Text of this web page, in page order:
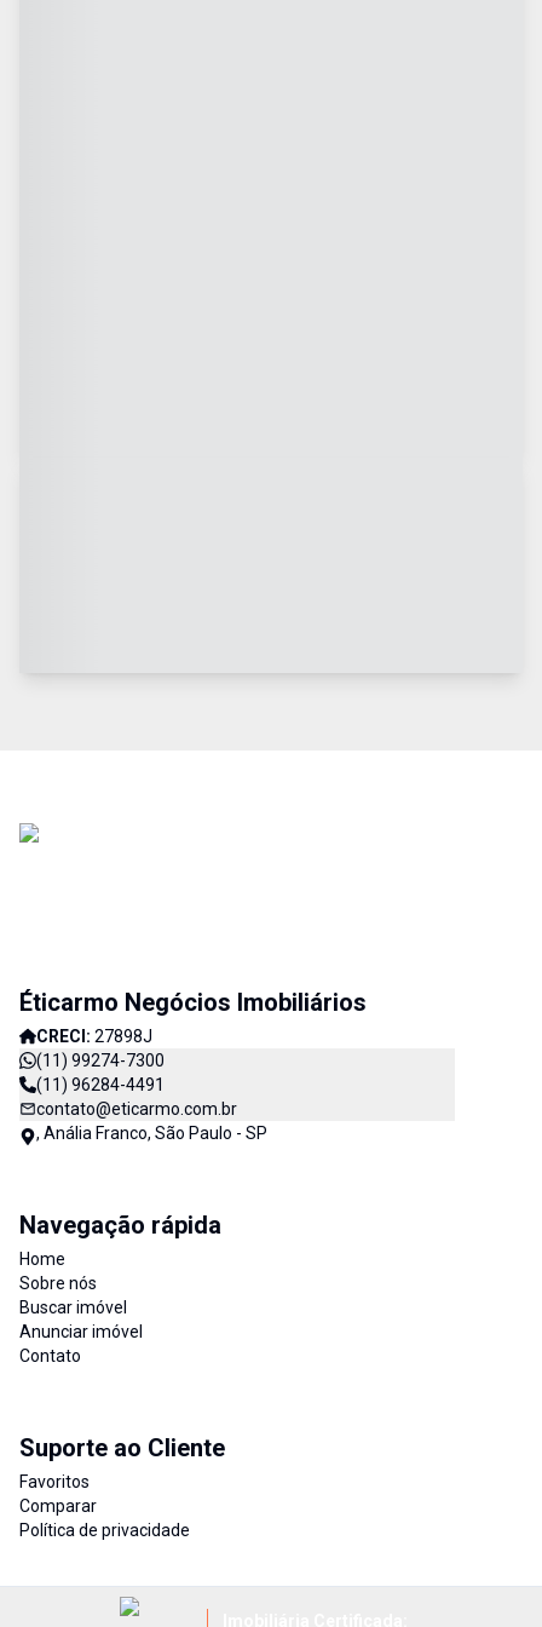
Éticarmo Negócios Imobiliários
CRECI: 27898J
(11) 99274-7300
(11) 96284-4491
contato@eticarmo.com.br
, Anália Franco, São Paulo - SP
Navegação rápida
Home
Sobre nós
Buscar imóvel
Anunciar imóvel
Contato
Suporte ao Cliente
Favoritos
Comparar
Política de privacidade